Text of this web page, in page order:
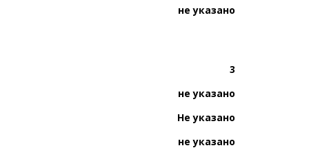
не указано
3
не указано
Не указано
не указано